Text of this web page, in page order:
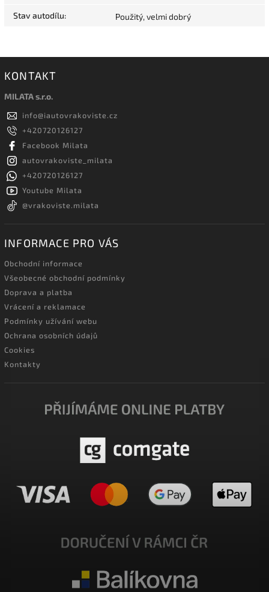
Stav autodílu: Použitý, velmi dobrý
KONTAKT
MILATA s.r.o.
info@iautovrakoviste.cz
+420720126127
Facebook Milata
autovrakoviste_milata
+420720126127
Youtube Milata
@vrakoviste.milata
INFORMACE PRO VÁS
Obchodní informace
Všeobecné obchodní podmínky
Doprava a platba
Vrácení a reklamace
Podmínky užívání webu
Ochrana osobních údajů
Cookies
Kontakty